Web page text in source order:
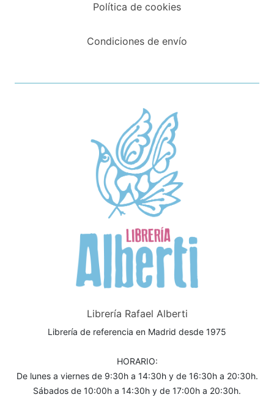
Política de cookies
Condiciones de envío
Librería Rafael Alberti
Librería de referencia en Madrid desde 1975
HORARIO:
De lunes a viernes de 9:30h a 14:30h y de 16:30h a 20:30h.
Sábados de 10:00h a 14:30h y de 17:00h a 20:30h.